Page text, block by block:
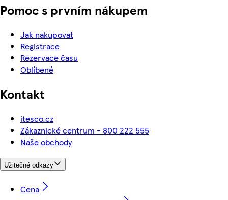
Pomoc s prvním nákupem
Jak nakupovat
Registrace
Rezervace času
Oblíbené
Kontakt
itesco.cz
Zákaznické centrum - 800 222 555
Naše obchody
Užitečné odkazy
Cena